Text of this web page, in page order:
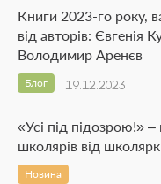
Книги 2023-го року,
від авторів: Євгенія
Володимир Аренєв
19.12.2023
Блог
«Усі під підозрою!»
школярів від
Новина